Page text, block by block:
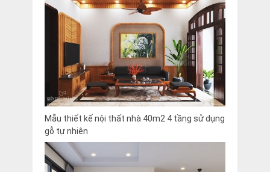
Mẫu thiết kế nội thất nhà 40m2 4 tầng sử dụng
gỗ tự nhiên